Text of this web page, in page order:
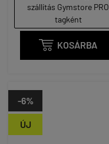
szállítás Gymstore PRO
tagként
 KOSÁRBA
ÚJ
-6%